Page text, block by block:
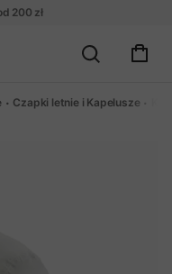
200 zł
Czapki letnie i Kapelusze